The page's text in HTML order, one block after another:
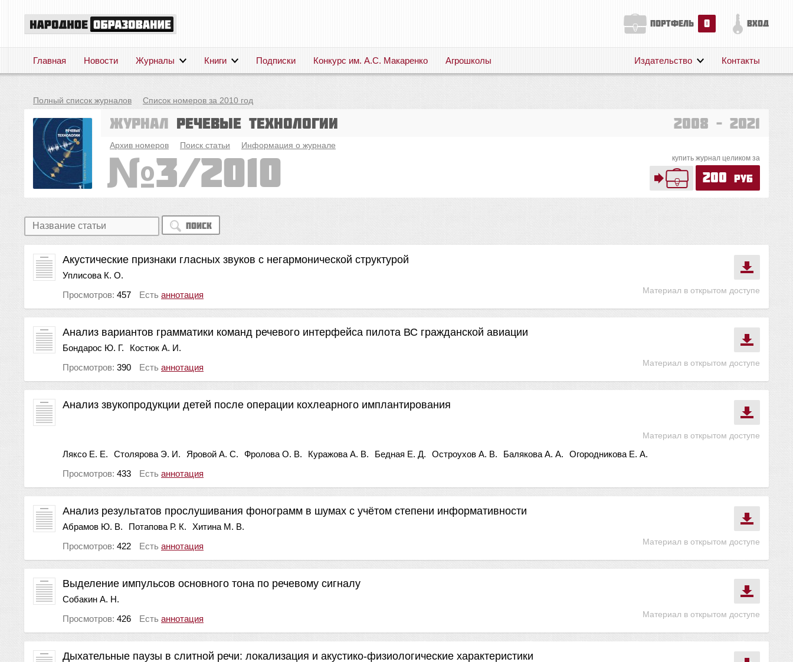
портфель 0 вход
Главная Новости Журналы Книги Подписки Конкурс им. А.С. Макаренко Агрошколы
Поддержка
Издательство Контакты
Полный список журналов Список номеров за 2010 год
Журнал Речевые технологии 2008 – 2021
Архив номеров Поиск статьи Информация о журнале
купить журнал целиком за
200 руб
3/2010
Поиск
Материал в открытом доступе
Акустические признаки гласных звуков с негармонической структурой
Уплисова К. О.
Просмотров: 457 Есть аннотация
Материал в открытом доступе
Анализ вариантов грамматики команд речевого интерфейса пилота ВС гражданской авиации
Бондарос Ю. Г.
Костюк А. И.
Просмотров: 390 Есть аннотация
Материал в открытом доступе
Анализ звукопродукции детей после операции кохлеарного имплантирования
Ляксо Е. Е. Столярова Э. И. Яровой А. С. Фролова О. В. Куражова А. В. Бедная Е. Д. Остроухов А. В. Балякова А. А.
Огородникова Е. А.
Просмотров: 433 Есть аннотация
Материал в открытом доступе
Анализ результатов прослушивания фонограмм в шумах с учётом степени информативности
Абрамов Ю. В. Потапова Р. К.
Хитина М. В.
Просмотров: 422 Есть аннотация
Материал в открытом доступе
Выделение импульсов основного тона по речевому сигналу
Собакин А. Н.
Просмотров: 426 Есть аннотация
Дыхательные паузы в слитной речи: локализация и акустико-физиологические характеристики